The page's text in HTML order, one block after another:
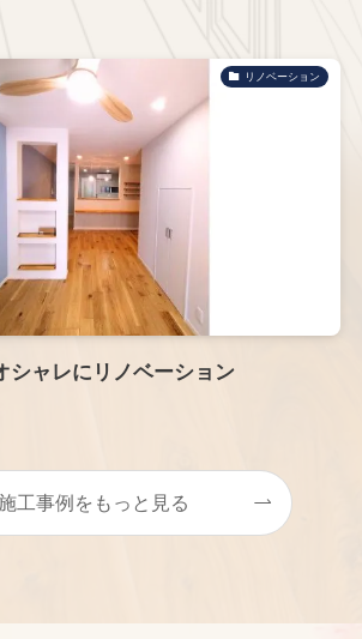
リノベーション
シャレにリノベーション
工事例をもっと見る